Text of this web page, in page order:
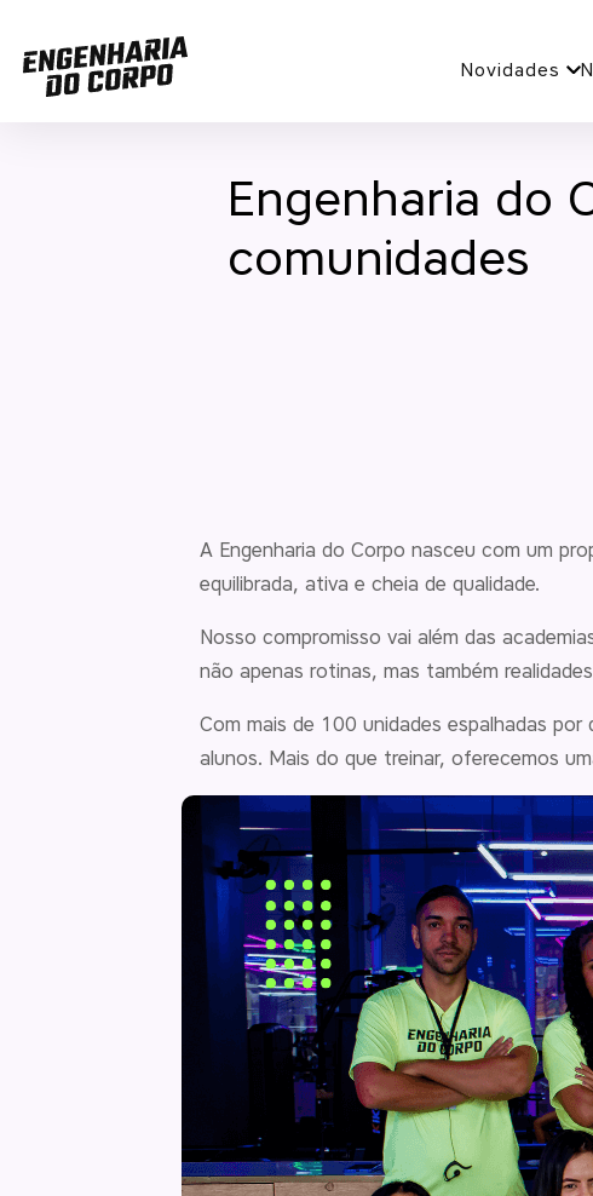
Novidades
Engenharia do
comunidades
A Engenharia do Corpo nasceu com um
equilibrada, ativa e cheia de qualidade.
Nosso compromisso vai além das
não apenas rotinas, mas também
Com mais de 100 unidades espalhadas
alunos. Mais do que treinar, oferecemos